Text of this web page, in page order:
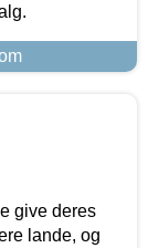
give deres
lande, og